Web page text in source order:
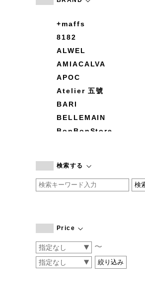
+maffs
8182
ALWEL
AMIACALVA
APOC
Atelier 五號
BARI
BELLEMAIN
BonBonStore
by basics
CATWORTH
COGTHEBIGSMOKE
CONVERSE
DEAN & DELUCA
検索する
Price
〜